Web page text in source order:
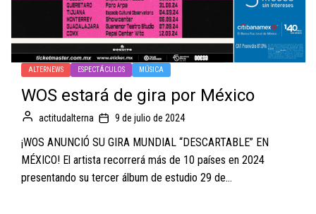
ALTERNEWS ESPECTÁCULOS MÚSICA
WOS estará de gira por México
actitudalterna 9 de julio de 2024
¡WOS ANUNCIÓ SU GIRA MUNDIAL “DESCARTABLE” EN
MÉXICO! El artista recorrerá más de 10 países en 2024
presentando su tercer álbum de estudio 29 de...